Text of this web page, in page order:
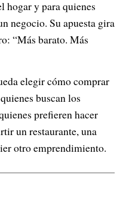
hogar y para quienes
negocio. Su apuesta gira
“Más barato. Más
elegir cómo comprar
buscan los
prefieren hacer
un restaurante, una
otro emprendimiento.